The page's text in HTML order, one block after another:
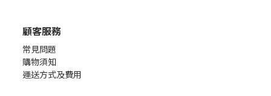
顧客服務
常見問題
購物須知
運送方式及費用